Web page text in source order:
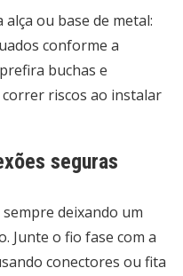
ou base de metal:
conforme a
buchas e
riscos ao instalar
seguras
deixando um
Junte o fio fase com a
conectores ou fita